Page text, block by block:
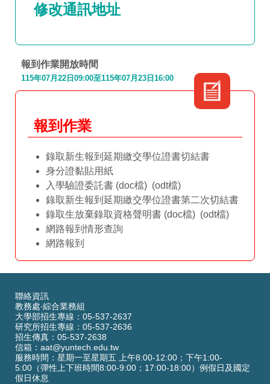
修改通訊地址
報到作業開放時間
115年07月22日09:00至115年07月23日16:00
報到作業
錄取新生報到延期繳交學位證書切結書
身分證黏貼用紙
入學驗證委託書 (doc檔) (odt檔)
錄取新生報到延期繳交學位證書第二次切結書
錄取生放棄錄取資格聲明書 (doc檔) (odt檔)
網路報到情形查詢
網路報到
聯絡資訊
教務處‧綜合業務組
大學部招生專線：05-537-2637
研究所招生專線：05-537-2636
招生傳真：05-537-2638
信箱： aat@yuntech.edu.tw
服務時間：星期一至星期五 上午8:00-12:00；下午1:00-
5:00（彈性上下班時間8:00-9:00；17:00-18:00）例假日及國定
假日休息